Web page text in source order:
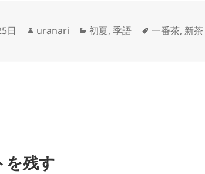
日
作
uranari
カ
初夏,季語
タ
一番茶, 新茶
を残す